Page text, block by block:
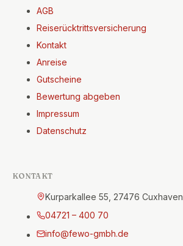
AGB
Reiserücktrittsversicherung
Kontakt
Anreise
Gutscheine
Bewertung abgeben
Impressum
Datenschutz
KONTAKT
Kurparkallee 55, 27476 Cuxhaven
04721 – 400 70
info@fewo-gmbh.de